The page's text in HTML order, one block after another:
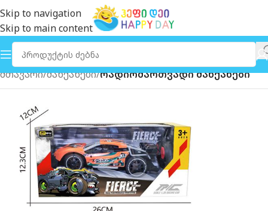
Skip to navigation
Skip to main content
მთავარი მანქანები რადიომართვადი მანქანები